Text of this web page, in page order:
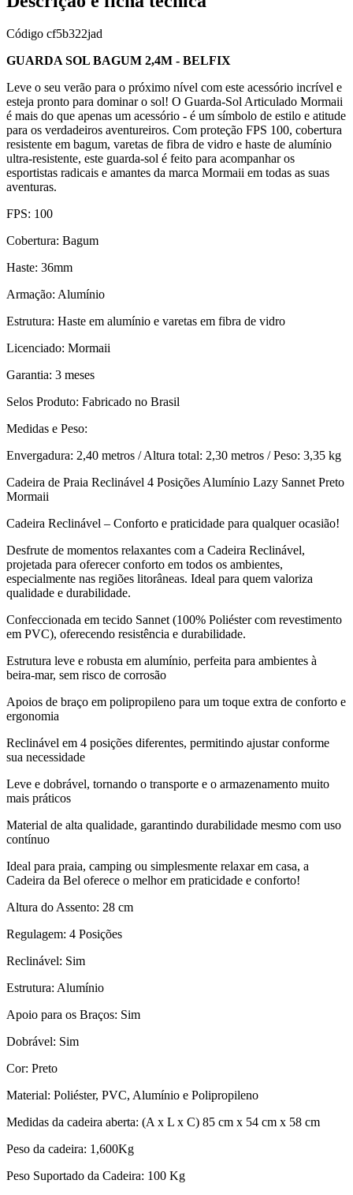
Código cf5b322jad
GUARDA SOL BAGUM 2,4M - BELFIX
Leve o seu verão para o próximo nível com este acessório incrível e
esteja pronto para dominar o sol! O Guarda-Sol Articulado Mormaii
é mais do que apenas um acessório - é um símbolo de estilo e atitude
para os verdadeiros aventureiros. Com proteção FPS 100, cobertura
resistente em bagum, varetas de fibra de vidro e haste de alumínio
ultra-resistente, este guarda-sol é feito para acompanhar os
esportistas radicais e amantes da marca Mormaii em todas as suas
aventuras.
FPS: 100
Cobertura: Bagum
Haste: 36mm
Armação: Alumínio
Estrutura: Haste em alumínio e varetas em fibra de vidro
Licenciado: Mormaii
Garantia: 3 meses
Selos Produto: Fabricado no Brasil
Medidas e Peso:
Envergadura: 2,40 metros / Altura total: 2,30 metros / Peso: 3,35 kg
Cadeira de Praia Reclinável 4 Posições Alumínio Lazy Sannet Preto
Mormaii
Cadeira Reclinável – Conforto e praticidade para qualquer ocasião!
Desfrute de momentos relaxantes com a Cadeira Reclinável,
projetada para oferecer conforto em todos os ambientes,
especialmente nas regiões litorâneas. Ideal para quem valoriza
qualidade e durabilidade.
Confeccionada em tecido Sannet (100% Poliéster com revestimento
em PVC), oferecendo resistência e durabilidade.
Estrutura leve e robusta em alumínio, perfeita para ambientes à
beira-mar, sem risco de corrosão
Apoios de braço em polipropileno para um toque extra de conforto e
ergonomia
Reclinável em 4 posições diferentes, permitindo ajustar conforme
sua necessidade
Leve e dobrável, tornando o transporte e o armazenamento muito
mais práticos
Material de alta qualidade, garantindo durabilidade mesmo com uso
contínuo
Ideal para praia, camping ou simplesmente relaxar em casa, a
Cadeira da Bel oferece o melhor em praticidade e conforto!
Altura do Assento: 28 cm
Regulagem: 4 Posições
Reclinável: Sim
Estrutura: Alumínio
Apoio para os Braços: Sim
Dobrável: Sim
Cor: Preto
Material: Poliéster, PVC, Alumínio e Polipropileno
Medidas da cadeira aberta: (A x L x C) 85 cm x 54 cm x 58 cm
Peso da cadeira: 1,600Kg
Peso Suportado da Cadeira: 100 Kg